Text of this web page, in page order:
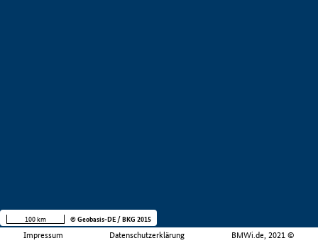
Impressum Datenschutzerklärung BMWi.de, 2021 ©
100 km © Geobasis-DE / BKG 2015